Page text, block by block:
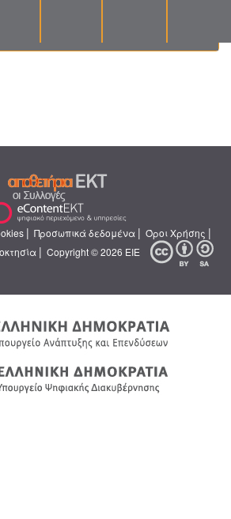
| Προσωπικά δεδομένα | Όροι Χρήσης |
| Copyright © 2026 ΕΙΕ